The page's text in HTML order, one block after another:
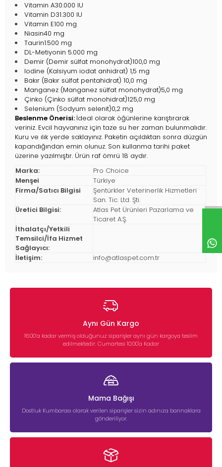
Vitamin A30.000 IU
Vitamin D31.300 IU
Vitamin E100 mg
Niasin40 mg
Taurin1.500 mg
DL-Metiyonin 5.000 mg
Demir (Demir sülfat monohydrat)100,0 mg
Iodine (Kalsiyum iodat anhidrat) 1,5 mg
Bakır (Bakır sülfat pentahidrat) 10,0 mg
Manganez (Manganez sülfat monohydrat)5,0 mg
Çinko (Çinko sülfat monohidrat)125,0 mg
Selenium (Sodyum selenit)0,2 mg
Beslenme Önerisi: İdeal olarak öğünlerine karıştırarak
veriniz. Evcil hayvanınız için taze su her zaman bulunmalıdır.
Kuru ve ılık yerde saklayınız. Paketin açıldıktan sonra düzgün
kapandığından emin olunuz. Son kullanma tarihi paket
üzerine yazılmıştır. Ürün raf ömrü 18 aydır.
Marka:
Pro Choice
Menşei
Türkiye
Firma/Satıcı Bilgisi
Şentürkler Veterinerlik Hizmetleri
San. Tic. Ltd. Şti.
Üretici Bilgisi:
Atlas Pet Ürünleri Pazarlama ve
Ticaret A.Ş.
İthalatçı/Yetkili
Temsilci/İfa Hizmet
Sağlayıcı:
İletişim:
info@atlaspet.com.tr
Aynı Gün Kargo
16:00’a kadar vermiş olduğunuz siparişler aynı gün kargoya teslim
edilmektedir. Cumartesi 10:00'a Kadar
Mama Bağışı
Dostluk Kumbarası olarak verilen siparişler sizin adınıza barınaklara
gönderiliyor.